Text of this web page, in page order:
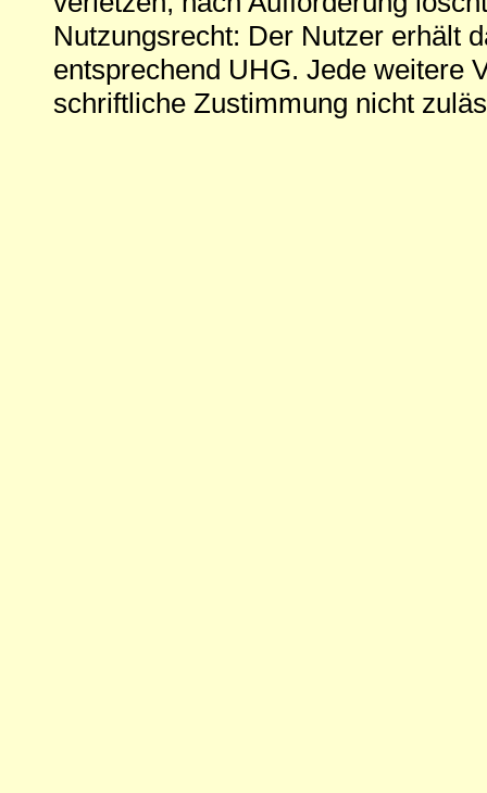
Nutzungsrecht: Der Nutzer erhält
entsprechend UHG. Jede weitere
schriftliche Zustimmung nicht